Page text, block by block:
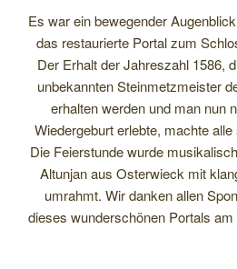
Es war ein bewegender
das restaurierte Portal zum
Der Erhalt der Jahreszahl 1586,
unbekannten Steinmetzmeister
erhalten werden und man nun
Wiedergeburt erlebte, machte
Die Feierstunde wurde
Altunjan aus Osterwieck mit
umrahmt. Wir danken allen
dieses wunderschönen Portals